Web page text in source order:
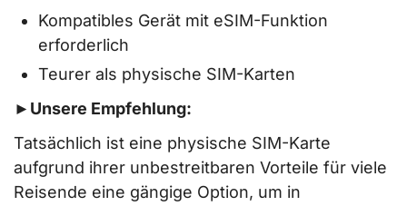
Kompatibles Gerät mit eSIM-Funktion
erforderlich
Teurer als physische SIM-Karten
►Unsere Empfehlung:
Tatsächlich ist eine physische SIM-Karte
aufgrund ihrer unbestreitbaren Vorteile für viele
Reisende eine gängige Option, um in